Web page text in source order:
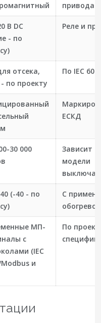
привода
В DC
- по
Реле и
отсека,
по проекту
По IEC
ЕСКД
30 000
Зависит
модели
(-40 - по
С
обогревов
МП-
с
(IEC
Modbus и
По